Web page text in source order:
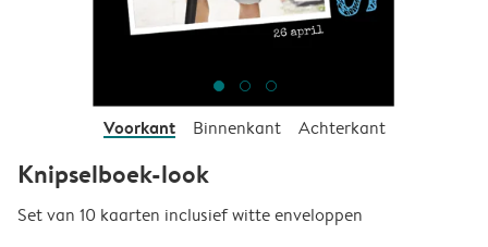
Voorkant Binnenkant Achterkant
Knipselboek-look
Set van 10 kaarten inclusief witte enveloppen